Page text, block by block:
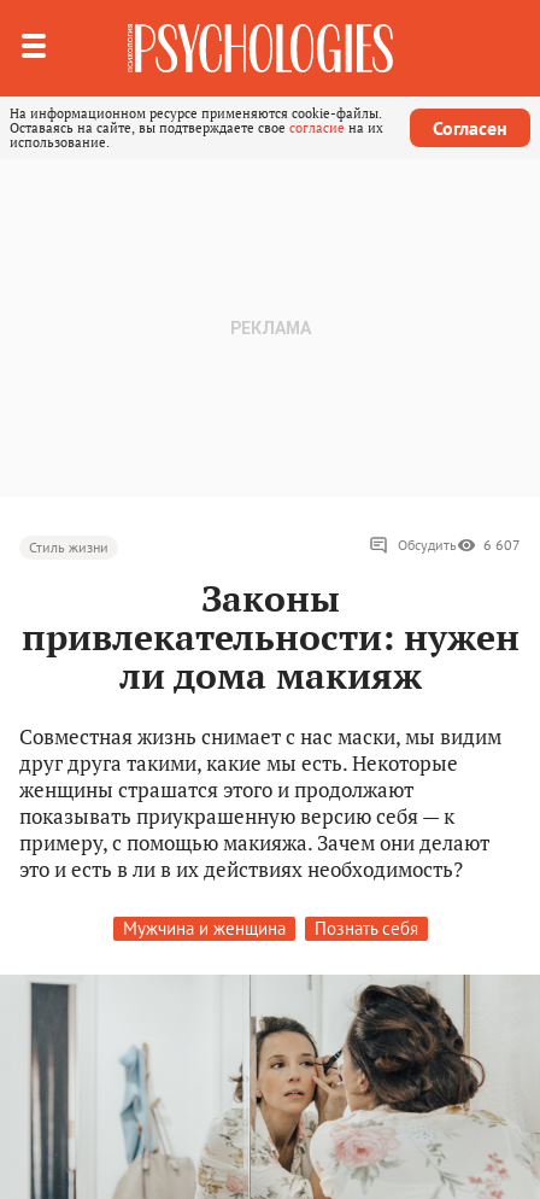
На информационном ресурсе применяются cookie-файлы.
Оставаясь на сайте, вы подтверждаете свое согласие на их
использование.
Согласен
Стиль жизни Обсудить 6 607
Законы
привлекательности: нужен
ли дома макияж
Совместная жизнь снимает с нас маски, мы видим
друг друга такими, какие мы есть. Некоторые
женщины страшатся этого и продолжают
показывать приукрашенную версию себя — к
примеру, с помощью макияжа. Зачем они делают
это и есть в ли в их действиях необходимость?
Мужчина и женщина Познать себя